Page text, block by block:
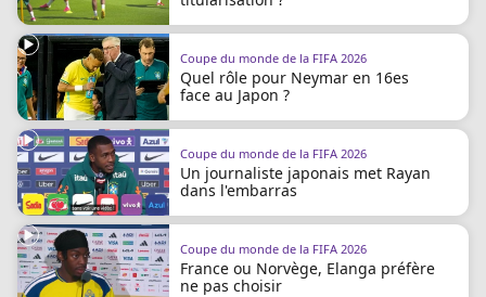
Contactez nous
Grille TV
beINSPIRED
CGU
Mentions légales
Cookies
Protection des données
Paramétrer mon consentement
Coupe du monde de la FIFA 2026
Quel rôle pour Neymar en 16es
face au Japon ?
Coupe du monde de la FIFA 2026
Un journaliste japonais met Rayan
dans l'embarras
Coupe du monde de la FIFA 2026
France ou Norvège, Elanga préfère
ne pas choisir